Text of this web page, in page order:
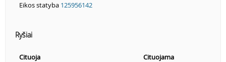
Eikos statyba 125956142
Ryšiai
Cituoja Cituojama